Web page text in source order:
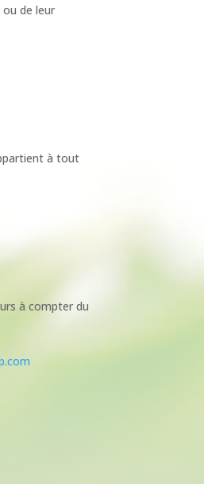
ou de leur
à tout
à compter du